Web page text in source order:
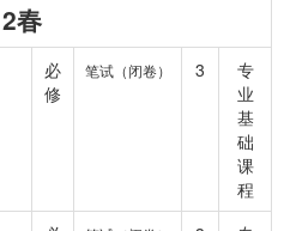
2春
必
修
笔试（闭卷） 3
专
业
基
础
课
程